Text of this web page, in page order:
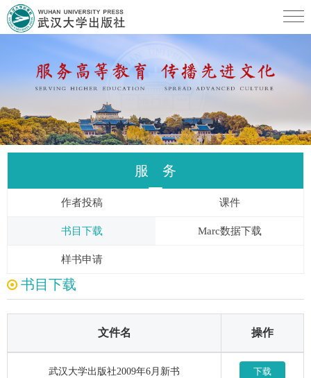
服 务
作者投稿 课件
书目下载 Marc数据下载
样书申请
书目下载
文件名 操作
武汉大学出版社2009年6月新书 下载